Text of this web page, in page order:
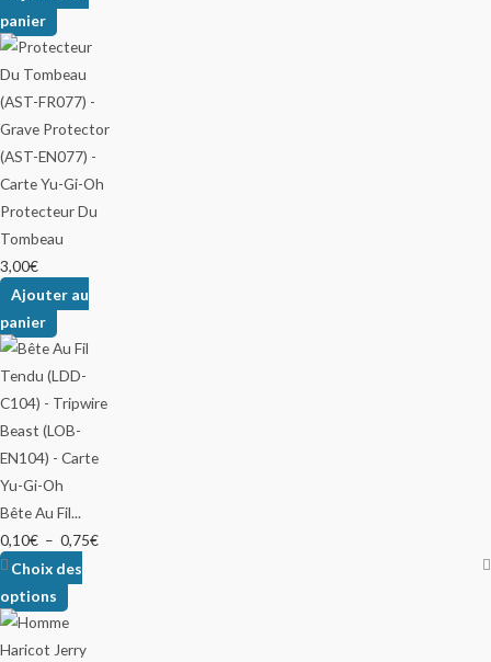
panier
Protecteur Du
Tombeau
3,00€
Ajouter au
panier
Bête Au Fil...
0,10€ – 0,75€
Choix des
options